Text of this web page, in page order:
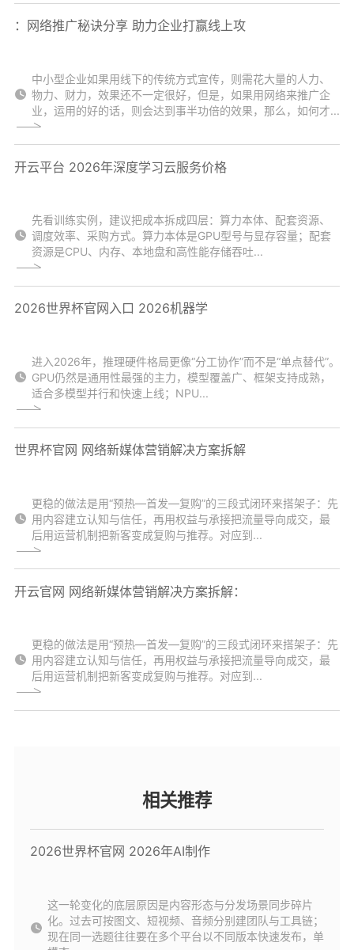
：网络推广秘诀分享 助力企业打赢线上攻
中小型企业如果用线下的传统方式宣传，则需花大量的人力、
物力、财力，效果还不一定很好，但是，如果用网络来推广企
业，运用的好的话，则会达到事半功倍的效果，那么，如何才...
开云平台 2026年深度学习云服务价格
先看训练实例，建议把成本拆成四层：算力本体、配套资源、
调度效率、采购方式。算力本体是GPU型号与显存容量；配套
资源是CPU、内存、本地盘和高性能存储吞吐...
2026世界杯官网入口 2026机器学
进入2026年，推理硬件格局更像“分工协作”而不是“单点替代”。
GPU仍然是通用性最强的主力，模型覆盖广、框架支持成熟，
适合多模型并行和快速上线；NPU...
世界杯官网 网络新媒体营销解决方案拆解
更稳的做法是用“预热—首发—复购”的三段式闭环来搭架子：先
用内容建立认知与信任，再用权益与承接把流量导向成交，最
后用运营机制把新客变成复购与推荐。对应到...
开云官网 网络新媒体营销解决方案拆解：
更稳的做法是用“预热—首发—复购”的三段式闭环来搭架子：先
用内容建立认知与信任，再用权益与承接把流量导向成交，最
后用运营机制把新客变成复购与推荐。对应到...
相关推荐
2026世界杯官网 2026年AI制作
这一轮变化的底层原因是内容形态与分发场景同步碎片
化。过去可按图文、短视频、音频分别建团队与工具链；
现在同一选题往往要在多个平台以不同版本快速发布，单